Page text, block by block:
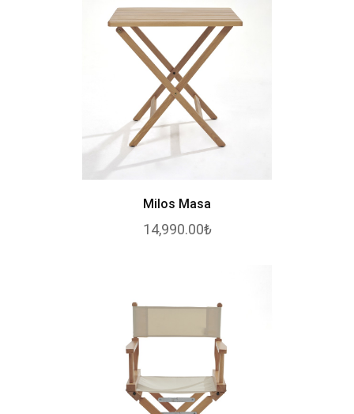
Milos Masa
14,990.00₺